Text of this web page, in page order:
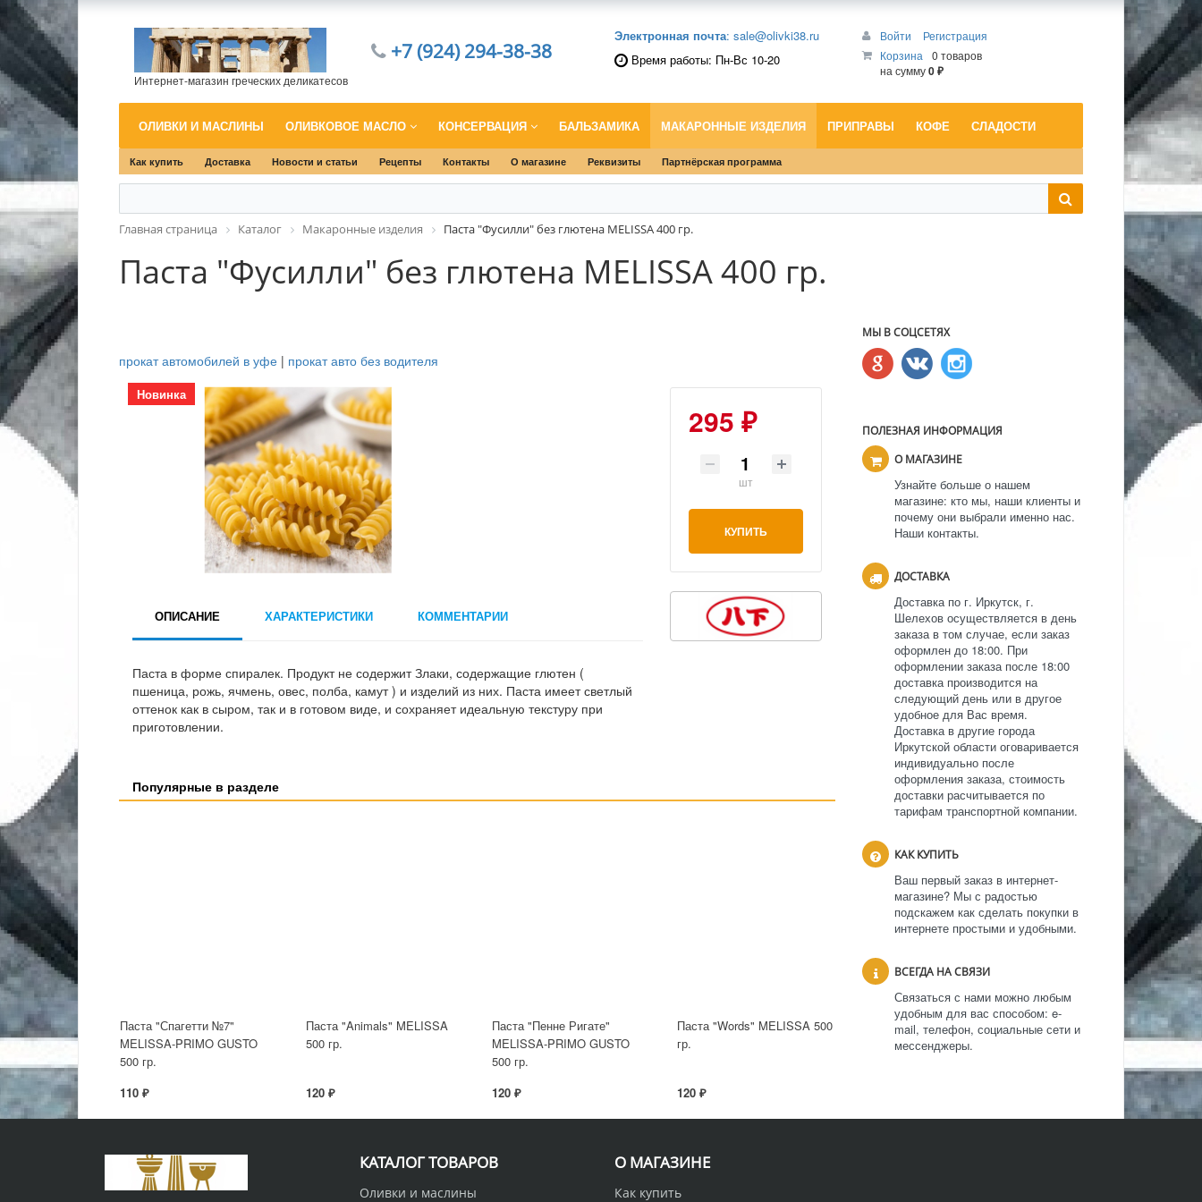
Интернет-магазин греческих деликатесов
+7 (924) 294-38-38
Электронная почта: sale@olivki38.ru
Время работы: Пн-Вс 10-20
Войти
Регистрация
Корзина
0 товаров
на сумму0 ₽
ОЛИВКИ И МАСЛИНЫ ОЛИВКОВОЕ МАСЛО КОНСЕРВАЦИЯ БАЛЬЗАМИКА МАКАРОННЫЕ ИЗДЕЛИЯ ПРИПРАВЫ КОФЕ СЛАДОСТИ
Как купить Доставка Новости и статьи Рецепты Контакты О магазине Реквизиты Партнёрская программа
Главная страница Каталог Макаронные изделия Паста "Фусилли" без глютена MELISSA 400 гр.
Паста "Фусилли" без глютена MELISSA 400 гр.
прокат автомобилей в уфе | прокат авто без водителя
Новинка
295 ₽
шт
КУПИТЬ
ОПИСАНИЕ ХАРАКТЕРИСТИКИ КОММЕНТАРИИ
Паста в форме спиралек. Продукт не содержит Злаки, содержащие глютен (
пшеница, рожь, ячмень, овес, полба, камут ) и изделий из них. Паста имеет светлый
оттенок как в сыром, так и в готовом виде, и сохраняет идеальную текстуру при
приготовлении.
Популярные в разделе
Паста "Спагетти №7"
MELISSA-PRIMO GUSTO
500 гр.
110 ₽
Паста "Animals" MELISSA
500 гр.
120 ₽
Паста "Пенне Ригате"
MELISSA-PRIMO GUSTO
500 гр.
120 ₽
Паста "Words" MELISSA 500
гр.
120 ₽
МЫ В СОЦСЕТЯХ
ПОЛЕЗНАЯ ИНФОРМАЦИЯ
О МАГАЗИНЕ
Узнайте больше о нашем
магазине: кто мы, наши клиенты и
почему они выбрали именно нас.
Наши контакты.
ДОСТАВКА
Доставка по г. Иркутск, г.
Шелехов осуществляется в день
заказа в том случае, если заказ
оформлен до 18:00. При
оформлении заказа после 18:00
доставка производится на
следующий день или в другое
удобное для Вас время.
Доставка в другие города
Иркутской области оговаривается
индивидуально после
оформления заказа, стоимость
доставки расчитывается по
тарифам транспортной компании.
КАК КУПИТЬ
Ваш первый заказ в интернет-
магазине? Мы с радостью
подскажем как сделать покупки в
интернете простыми и удобными.
ВСЕГДА НА СВЯЗИ
Связаться с нами можно любым
удобным для вас способом: e-
mail, телефон, социальные сети и
мессенджеры.
О МАГАЗИНЕ
Как купить
КАТАЛОГ ТОВАРОВ
Оливки и маслины